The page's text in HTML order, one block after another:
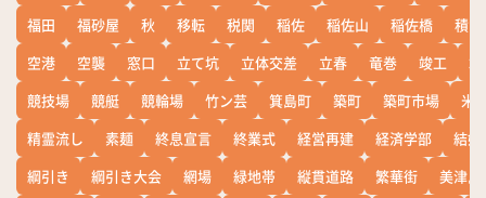
福田
福砂屋 秋 移転 税関 稲佐 稲佐山 稲佐橋
積雪
空港
空襲 窓口 立て坑 立体交差 立春 竜巻 竣工
競技場
競艇 競輪場 竹ン芸 箕島町 築町 築町市場
米
精霊流し
素麺 終息宣言 終業式 経営再建 経済学部
結婚
綱引き
綱引き大会 網場 緑地帯 縦貫道路 繁華街
美津島